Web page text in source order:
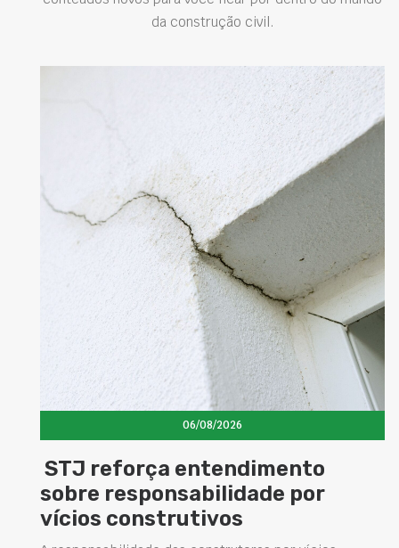
da construção civil.
06/08/2026
STJ reforça entendimento
sobre responsabilidade por
vícios construtivos